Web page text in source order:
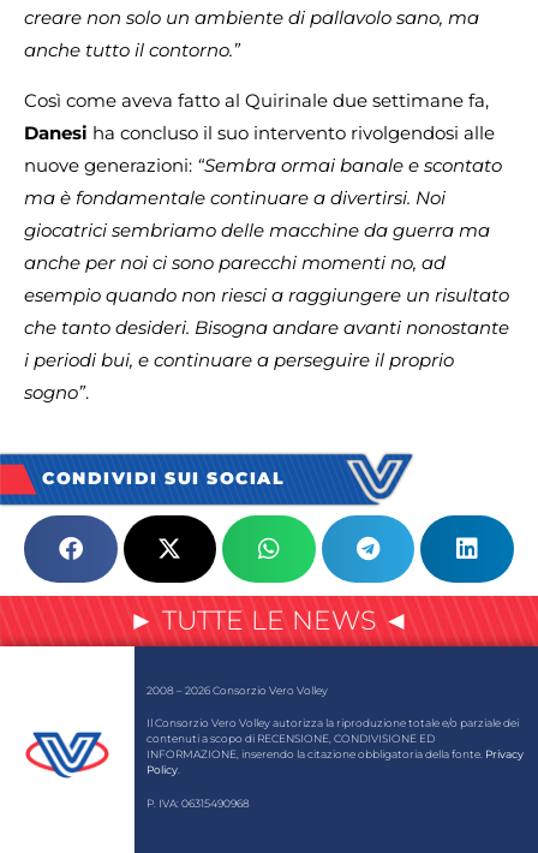
creare non solo un ambiente di pallavolo sano, ma
anche tutto il contorno.”
Così come aveva fatto al Quirinale due settimane fa,
Danesi ha concluso il suo intervento rivolgendosi alle
nuove generazioni: “Sembra ormai banale e scontato
ma è fondamentale continuare a divertirsi. Noi
giocatrici sembriamo delle macchine da guerra ma
anche per noi ci sono parecchi momenti no, ad
esempio quando non riesci a raggiungere un risultato
che tanto desideri. Bisogna andare avanti nonostante
i periodi bui, e continuare a perseguire il proprio
sogno”.
CONDIVIDI SUI SOCIAL
► TUTTE LE NEWS ◄
2008 – 2026 Consorzio Vero Volley
Il Consorzio Vero Volley autorizza la riproduzione totale e/o parziale dei
contenuti a scopo di RECENSIONE, CONDIVISIONE ED
INFORMAZIONE, inserendo la citazione obbligatoria della fonte. Privacy
Policy.
P. IVA: 06315490968